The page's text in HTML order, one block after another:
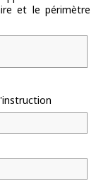
et le périmètre